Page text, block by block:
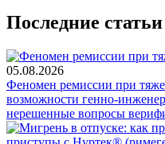
Последние статьи
05.08.2026
Феномен ремиссии при
возможности генно-
нерешенные вопросы